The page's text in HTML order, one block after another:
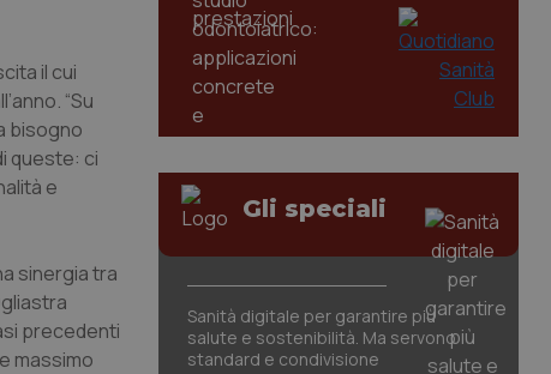
il cui
“Su
bisogno
queste: ci
e
sinergia tra
precedenti
massimo
Gli speciali
Sanità digitale per garantire più
salute e sostenibilità. Ma servono
standard e condivisione